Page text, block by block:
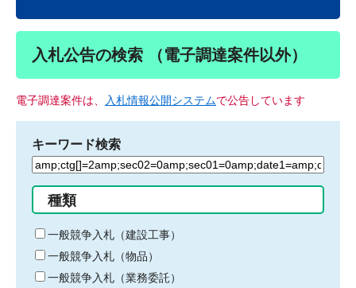
入札公告の検索 （電子調達案件以外）
電子調達案件は、 入札情報公開システムで公告しています
キーワード検索
検
る
キ
ー
ワ
ー
種類
一般競争入札（建設工事）
一般競争入札（物品）
一般競争入札（業務委託）